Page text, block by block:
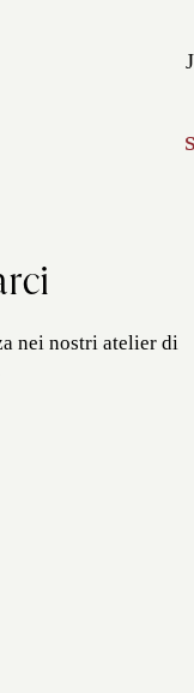
nei nostri atelier di